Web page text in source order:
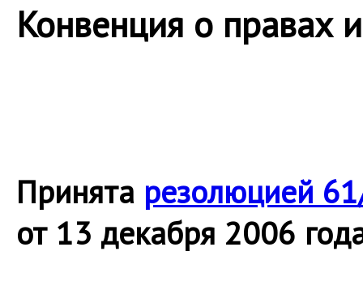
Конвенция о правах
Принята резолюцией
от 13 декабря 2006